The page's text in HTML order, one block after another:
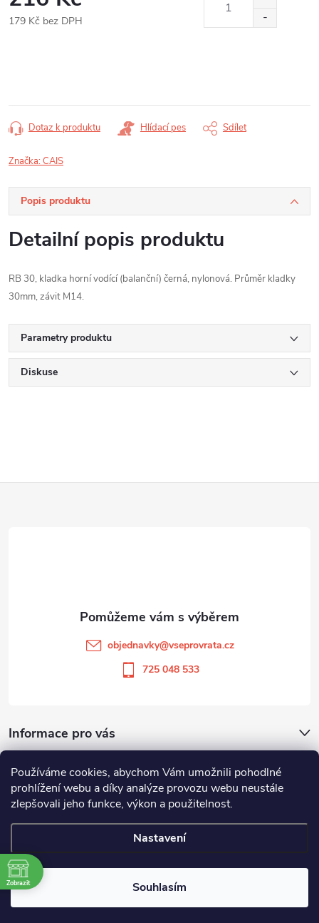
Používáme cookies, abychom Vám umožnili pohodlné
prohlížení webu a díky analýze provozu webu neustále
zlepšovali jeho funkce, výkon a použitelnost.
Nastavení
Souhlasím
179 Kč bez DPH
Dotaz k produktu Hlídací pes Sdílet
Značka:CAIS
Popis produktu
Detailní popis produktu
RB 30, kladka horní vodící (balanční) černá, nylonová. Průměr kladky
30mm, závit M14.
Parametry produktu
Diskuse
objednavky@vseprovrata.cz
725 048 533
Informace pro vás
Odstoupit od smlouvy
Copyright 2026Vše pro vrata. Všechna práva vyhrazena.
Zobrazit